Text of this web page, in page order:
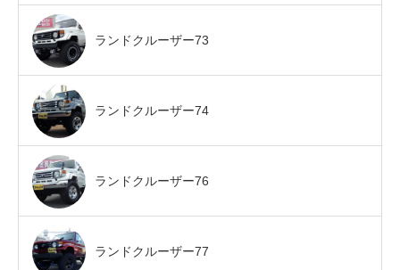
ランドクルーザー73
ランドクルーザー74
ランドクルーザー76
ランドクルーザー77